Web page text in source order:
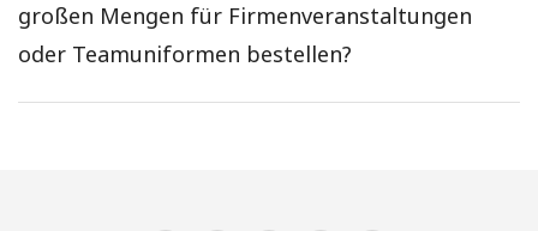
großen Mengen für Firmenveranstaltungen
oder Teamuniformen bestellen?